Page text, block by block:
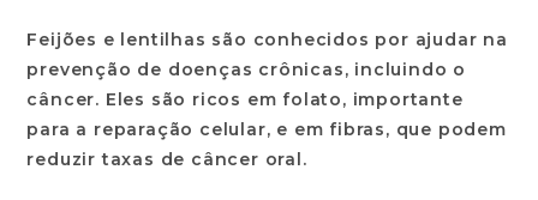
Feijões e lentilhas são conhecidos por ajudar na
prevenção de doenças crônicas, incluindo o
câncer. Eles são ricos em folato, importante
para a reparação celular, e em fibras, que podem
reduzir taxas de câncer oral.